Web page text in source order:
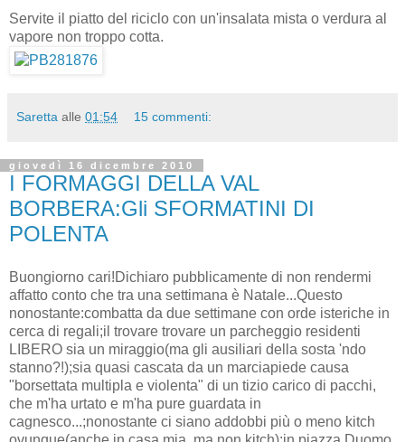
Servite il piatto del riciclo con un'insalata mista o verdura al
vapore non troppo cotta.
Saretta alle 01:54 15 commenti:
giovedì 16 dicembre 2010
I FORMAGGI DELLA VAL
BORBERA:Gli SFORMATINI DI
POLENTA
Buongiorno cari!Dichiaro pubblicamente di non rendermi
affatto conto che tra una settimana è Natale...Questo
nonostante:combatta da due settimane con orde isteriche in
cerca di regali;il trovare trovare un parcheggio residenti
LIBERO sia un miraggio(ma gli ausiliari della sosta 'ndo
stanno?!);sia quasi cascata da un marciapiede causa
"borsettata multipla e violenta" di un tizio carico di pacchi,
che m'ha urtato e m'ha pure guardata in
cagnesco...;nonostante ci siano addobbi più o meno kitch